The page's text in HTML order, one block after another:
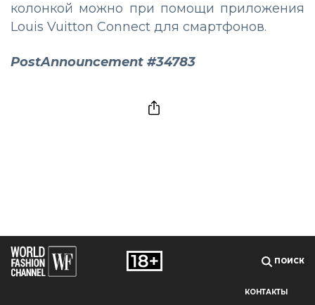
колонкой можно при помощи приложения
Louis Vuitton Connect для смартфонов.
PostAnnouncement #34783
ПОИСК
КОНТАКТЫ